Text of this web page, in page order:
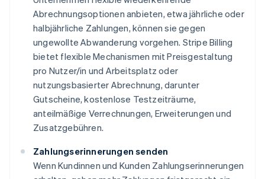
Abrechnungsoptionen anbieten, etwa jährliche oder
halbjährliche Zahlungen, können sie gegen
ungewollte Abwanderung vorgehen. Stripe Billing
bietet flexible Mechanismen mit Preisgestaltung
pro Nutzer/in und Arbeitsplatz oder
nutzungsbasierter Abrechnung, darunter
Gutscheine, kostenlose Testzeiträume,
anteilmäßige Verrechnungen, Erweiterungen und
Zusatzgebühren.
Zahlungserinnerungen senden
Wenn Kundinnen und Kunden Zahlungserinnerungen